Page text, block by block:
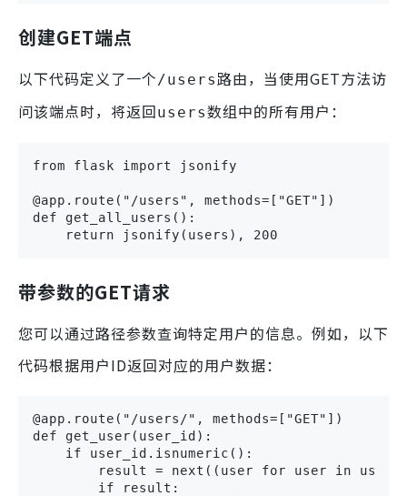
创建GET端点
以下代码定义了一个 /users 路由，当使用GET方法访
问该端点时，将返回users数组中的所有用户：
from flask import jsonify
@app.route("/users", methods=["GET"])
def get_all_users():
    return jsonify(users), 200
带参数的GET请求
您可以通过路径参数查询特定用户的信息。例如，以下
代码根据用户ID返回对应的用户数据：
@app.route("/users/", methods=["GET"])
def get_user(user_id):
    if user_id.isnumeric():
result = next((user for user in
        if result: